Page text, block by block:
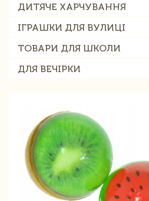
ДИТЯЧЕ ХАРЧУВАННЯ
ІГРАШКИ ДЛЯ ВУЛИЦІ
ТОВАРИ ДЛЯ ШКОЛИ
ДЛЯ ВЕЧІРКИ